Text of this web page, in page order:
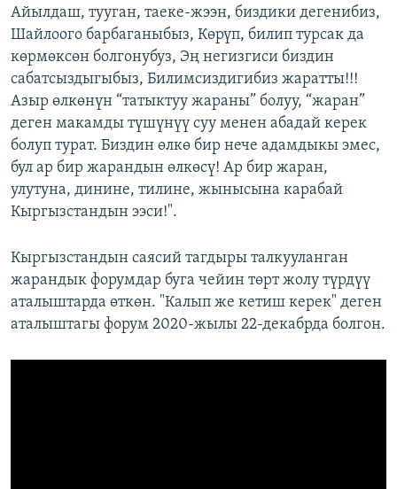
Айылдаш, тууган, таеке-жээн, биздики дегенибиз,
Шайлоого барбаганыбыз, Көрүп, билип турсак да
көрмөксөн болгонубуз, Эң негизгиси биздин
сабатсыздыгыбыз, Билимсиздигибиз жаратты!!!
Азыр өлкөнүн “татыктуу жараны” болуу, “жаран”
деген макамды түшүнүү суу менен абадай керек
болуп турат. Биздин өлкө бир нече адамдыкы эмес,
бул ар бир жарандын өлкөсү! Ар бир жаран,
улутуна, динине, тилине, жынысына карабай
Кыргызстандын ээси!".
Кыргызстандын саясий тагдыры талкууланган
жарандык форумдар буга чейин төрт жолу түрдүү
аталыштарда өткөн. "Калып же кетиш керек" деген
аталыштагы форум 2020-жылы 22-декабрда болгон.